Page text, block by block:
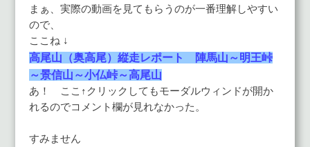
まぁ、実際の動画を見てもらうのが一番理解しやすい
ので、
ここね ↓
高尾山（奥高尾）縦走レポート 陣馬山～明王峠
～景信山～小仏峠～高尾山
あ！ ここ↑クリックしてもモーダルウィンドが開か
れるのでコメント欄が見れなかった。
すみません